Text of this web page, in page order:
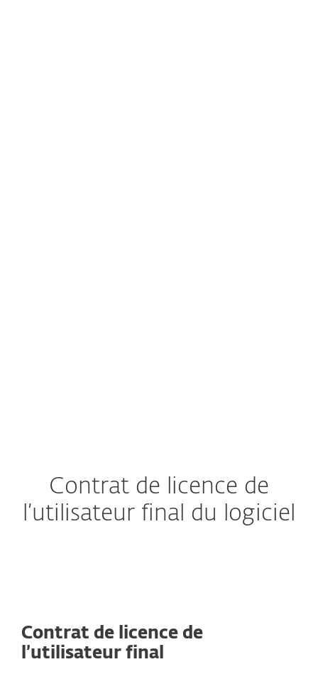
Contrat de licence de
l’utilisateur final du logiciel
Contrat de licence de
l’utilisateur final